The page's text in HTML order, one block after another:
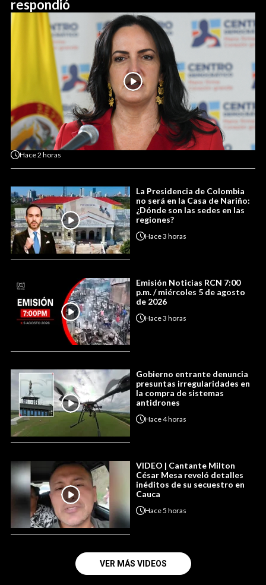
respondió
Hace2 horas
La Presidencia de Colombia
no será en la Casa de Nariño:
¿Dónde son las sedes en las
regiones?
Hace3 horas
Emisión Noticias RCN 7:00
p.m. / miércoles 5 de agosto
de 2026
Hace3 horas
Gobierno entrante denuncia
presuntas irregularidades en
la compra de sistemas
antidrones
Hace4 horas
VIDEO | Cantante Milton
César Mesa reveló detalles
inéditos de su secuestro en
Cauca
Hace5 horas
VER MÁS VIDEOS